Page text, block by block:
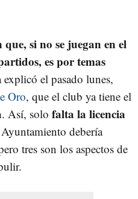
si no se juegan en el
es por temas
el pasado lunes,
Oro, que el club ya tiene el
. Así, solo falta la licencia
debería
tres son los aspectos de